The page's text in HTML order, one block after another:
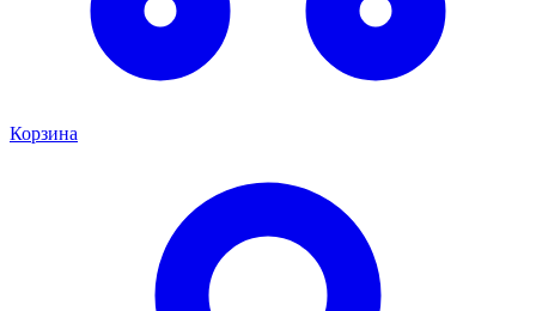
Корзина